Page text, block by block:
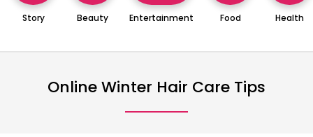
Story Beauty Entertainment Food Health
Online Winter Hair Care Tips